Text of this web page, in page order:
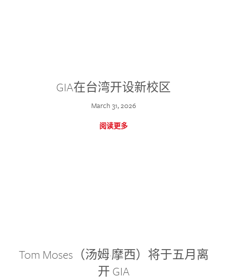
GIA在台湾开设新校区
March 31, 2026
阅读更多
Tom Moses（汤姆·摩西）将于五月离
开 GIA